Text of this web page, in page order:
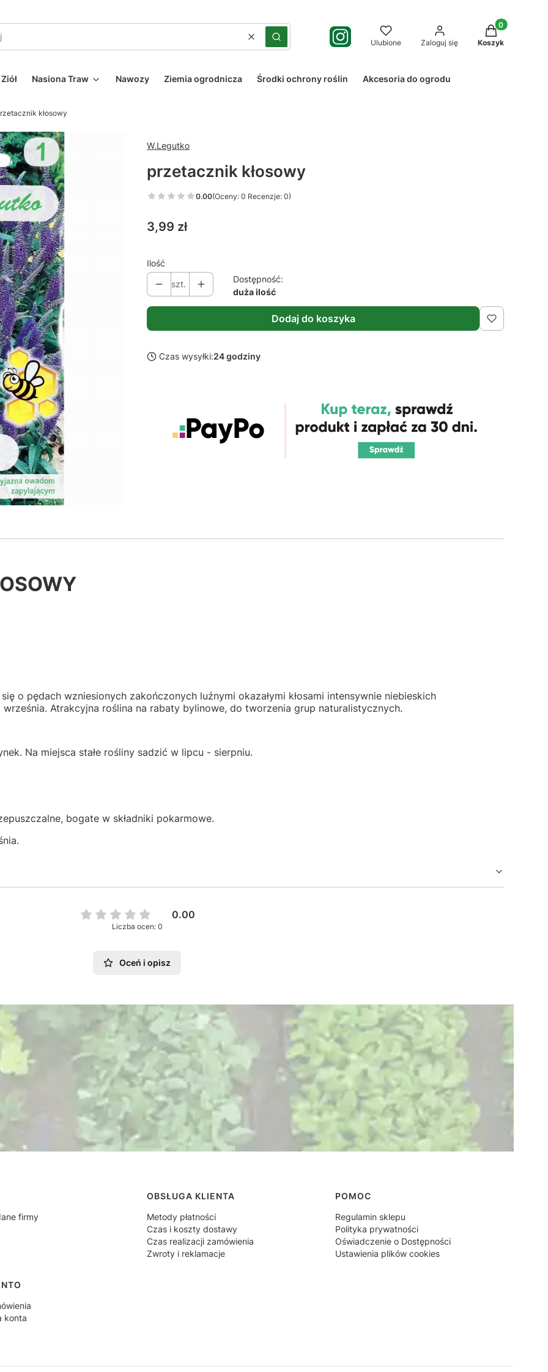
WyczyśćSzukaj Ulubione Zaloguj się
Produkty w
Koszyk
Nasiona Traw Nawozy Ziemia ogrodnicza Środki ochrony roślin Akcesoria do ogrodu
kłosowy
W.Legutko
przetacznik kłosowy
0.00(Oceny: 0 Recenzje: 0)
Cena
3,99 zł
Ilość
szt.
Dostępność:
duża ilość
Dodaj do koszyka
Czas wysyłki:24 godziny
o pędach wzniesionych zakończonych luźnymi okazałymi kłosami intensywnie niebieskich
Atrakcyjna roślina na rabaty bylinowe, do tworzenia grup naturalistycznych.
Na miejsca stałe rośliny sadzić w lipcu - sierpniu.
bogate w składniki pokarmowe.
0.00
Liczba ocen: 0
Oceń i opisz
firmy
OBSŁUGA KLIENTA
Metody płatności
Czas i koszty dostawy
Czas realizacji zamówienia
Zwroty i reklamacje
POMOC
Regulamin sklepu
Polityka prywatności
Oświadczenie o Dostępności
Ustawienia plików cookies
konta